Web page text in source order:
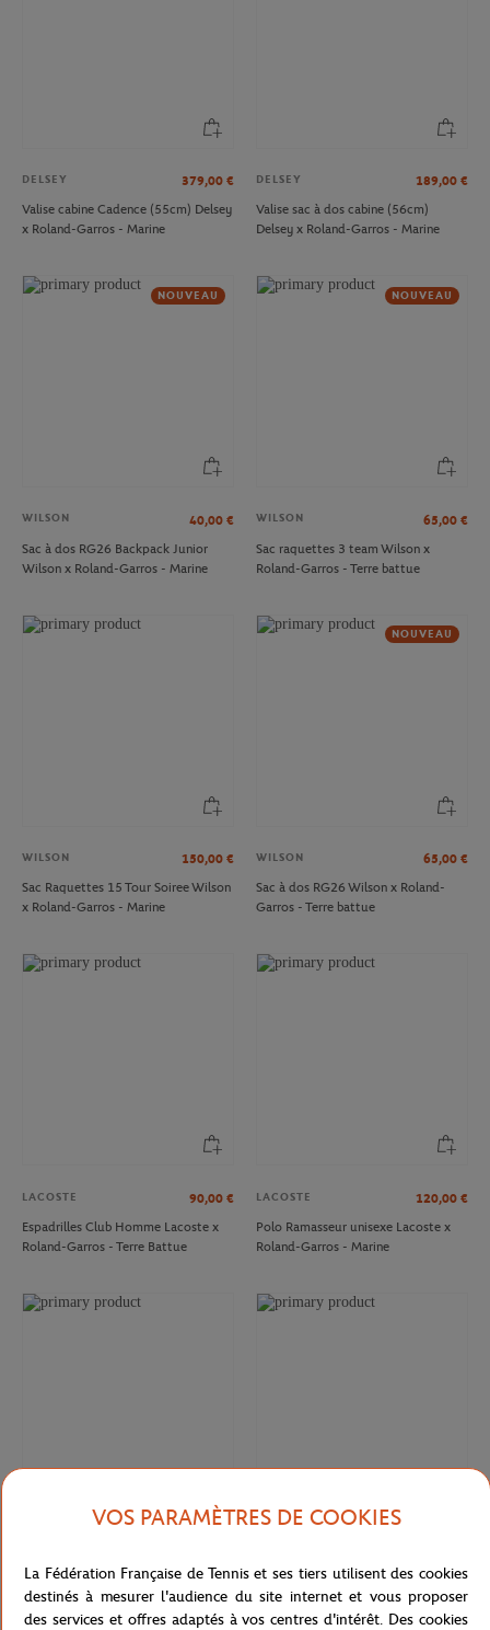
DELSEY 379,00 €
Valise cabine Cadence (55cm) Delsey
x Roland-Garros - Marine
DELSEY 189,00 €
Valise sac à dos cabine (56cm)
Delsey x Roland-Garros - Marine
NOUVEAU
WILSON 40,00 €
Sac à dos RG26 Backpack Junior
Wilson x Roland-Garros - Marine
NOUVEAU
WILSON 65,00 €
Sac raquettes 3 team Wilson x
Roland-Garros - Terre battue
WILSON 150,00 €
Sac Raquettes 15 Tour Soiree Wilson
x Roland-Garros - Marine
NOUVEAU
WILSON 65,00 €
Sac à dos RG26 Wilson x Roland-
Garros - Terre battue
LACOSTE 90,00 €
Espadrilles Club Homme Lacoste x
Roland-Garros - Terre Battue
LACOSTE 120,00 €
Polo Ramasseur unisexe Lacoste x
Roland-Garros - Marine
Polo Arbitre Homme Lacoste x
Roland-Garros - Marine
Jupe Ramasseuse femme Lacoste x
VOS PARAMÈTRES DE COOKIES
La Fédération Française de Tennis et ses tiers utilisent des cookies
destinés à mesurer l'audience du site internet et vous proposer
des services et offres adaptés à vos centres d'intérêt. Des cookies